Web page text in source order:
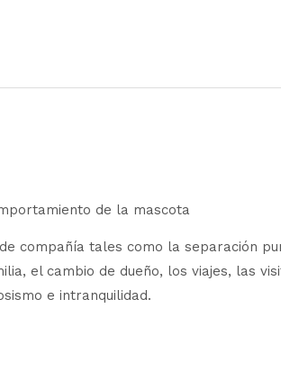
de la mascota
compañía tales como la separación
el cambio de dueño, los viajes, las
e intranquilidad.